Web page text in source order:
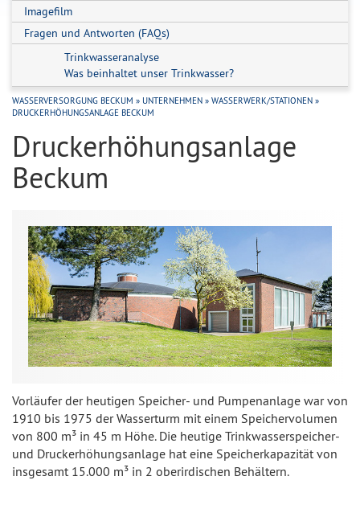
Imagefilm
Fragen und Antworten (FAQs)
Trinkwasseranalyse
Was beinhaltet unser Trinkwasser?
WASSERVERSORGUNG BECKUM » UNTERNEHMEN » WASSERWERK/STATIONEN »
DRUCKERHÖHUNGSANLAGE BECKUM
Druckerhöhungsanlage
Beckum
Vor­läu­fer der heu­ti­gen Spei­cher- und Pum­pen­an­la­ge war von
1910 bis 1975 der Was­ser­turm mit ei­nem Spei­cher­vo­lu­men
von 800 m³ in 45 m Höhe. Die heu­ti­ge Trink­was­ser­spei­cher-
und Druck­erhö­hungs­an­la­ge hat eine Spei­cher­ka­pa­zi­tät von
ins­ge­samt 15.000 m³ in 2 ober­ir­di­schen Be­häl­tern.